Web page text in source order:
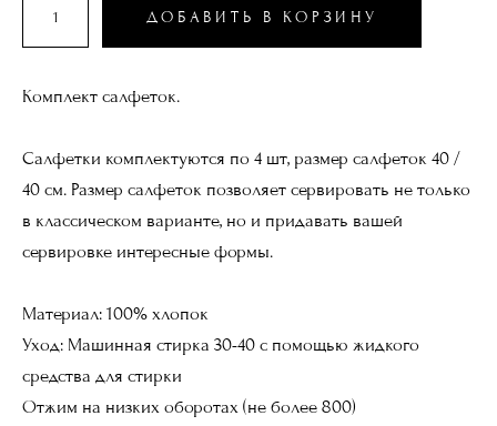
ДОБАВИТЬ В КОРЗИНУ
Комплект салфеток.
Салфетки комплектуются по 4 шт, размер салфеток 40 /
40 см. Размер салфеток позволяет сервировать не только
в классическом варианте, но и придавать вашей
сервировке интересные формы.
Материал: 100% хлопок
Уход: Машинная стирка 30-40 с помощью жидкого
средства для стирки
Отжим на низких оборотах (не более 800)